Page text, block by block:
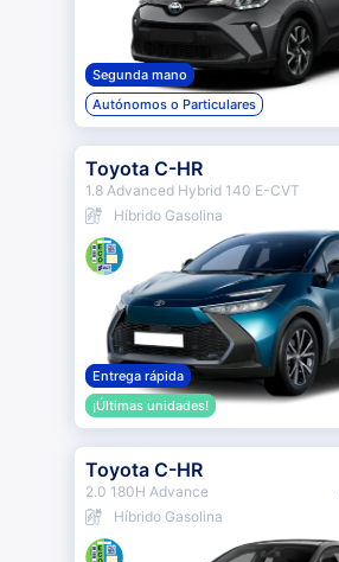
Segunda mano
Autónomos o Particulares
Toyota C-HR
1.8 Advanced Hybrid 140 E-CVT
Híbrido Gasolina
Entrega rápida
¡Últimas unidades!
Toyota C-HR
2.0 180H Advance
Híbrido Gasolina